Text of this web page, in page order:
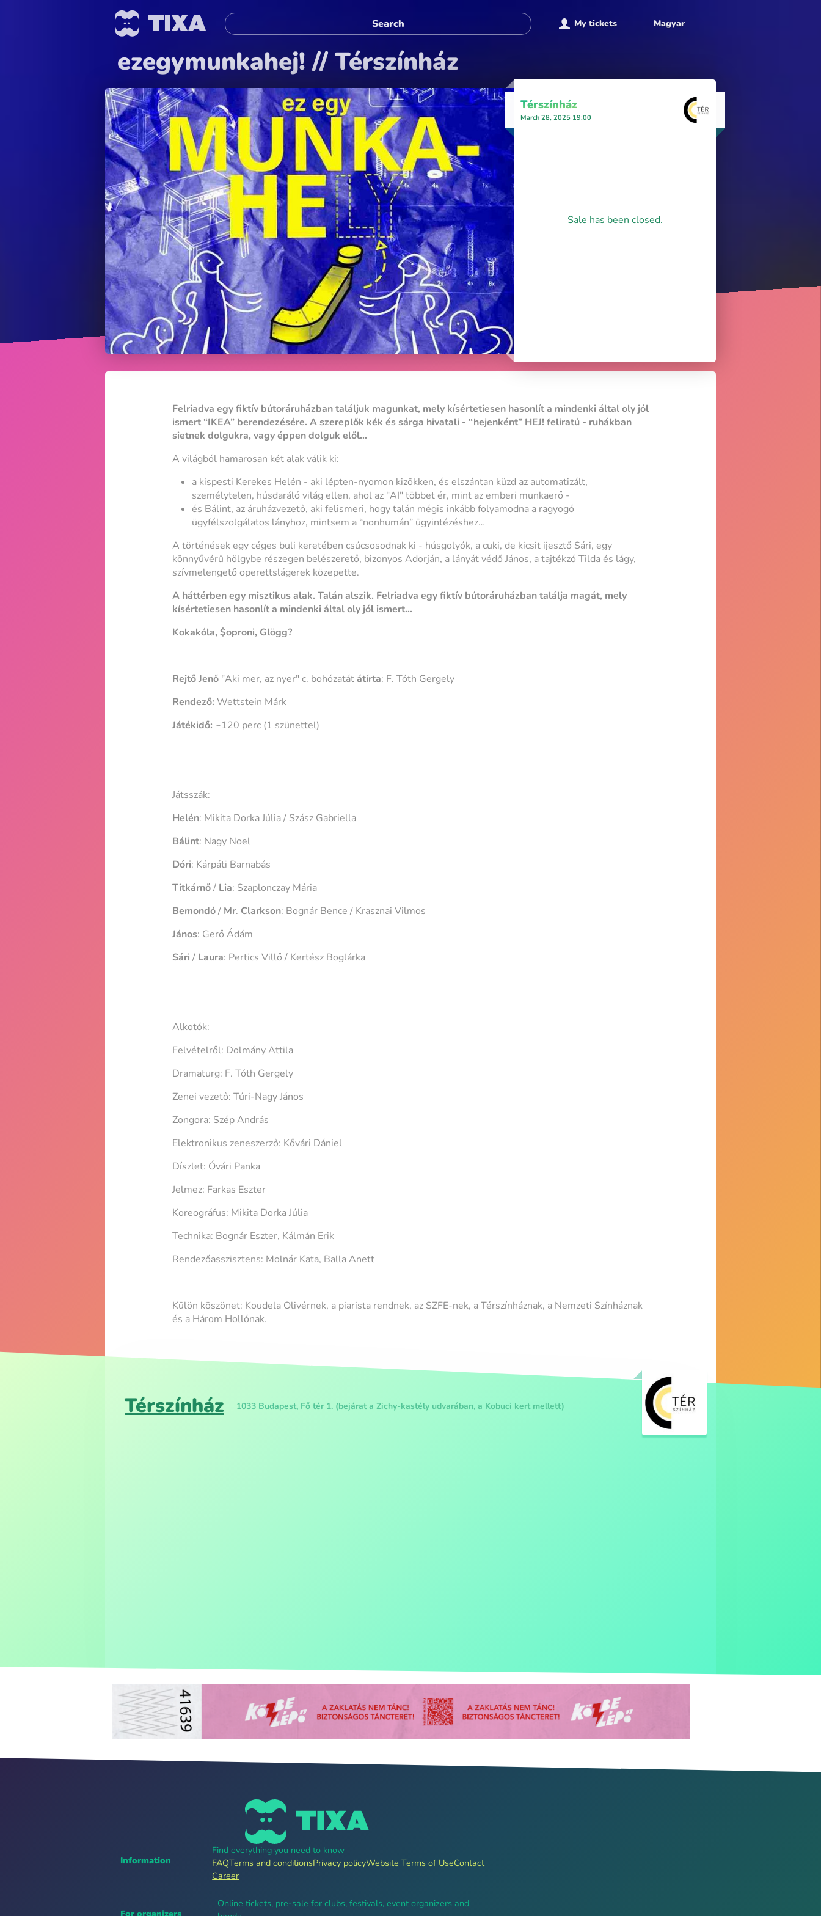
My tickets Magyar
ezegymunkahej! // Térszínház
Térszínház
March 28, 2025 19:00
Sale has been closed.
Felriadva egy fiktív bútoráruházban találjuk magunkat, mely kísértetiesen hasonlít a mindenki által oly jól
ismert “IKEA” berendezésére. A szereplők kék és sárga hivatali - “hejenként” HEJ! feliratú - ruhákban
sietnek dolgukra, vagy éppen dolguk elől…
A világból hamarosan két alak válik ki:
a kispesti Kerekes Helén - aki lépten-nyomon kizökken, és elszántan küzd az automatizált,
személytelen, húsdaráló világ ellen, ahol az "AI" többet ér, mint az emberi munkaerő -
és Bálint, az áruházvezető, aki felismeri, hogy talán mégis inkább folyamodna a ragyogó
ügyfélszolgálatos lányhoz, mintsem a “nonhumán” ügyintézéshez…
A történések egy céges buli keretében csúcsosodnak ki - húsgolyók, a cuki, de kicsit ijesztő Sári, egy
könnyűvérű hölgybe részegen belészerető, bizonyos Adorján, a lányát védő János, a tajtékzó Tilda és lágy,
szívmelengető operettslágerek közepette.
A háttérben egy misztikus alak. Talán alszik. Felriadva egy fiktív bútoráruházban találja magát, mely
kísértetiesen hasonlít a mindenki által oly jól ismert...
Kokakóla, $oproni, Glögg?
Rejtő Jenő"Aki mer, az nyer" c. bohózatátátírta: F. Tóth Gergely
Rendező: Wettstein Márk
Játékidő: ~120 perc (1 szünettel)
Játsszák:
Helén: Mikita Dorka Júlia / Szász Gabriella
Bálint: Nagy Noel
Dóri: Kárpáti Barnabás
Titkárnő/ Lia: Szaplonczay Mária
Bemondó/ Mr. Clarkson: Bognár Bence / Krasznai Vilmos
János: Gerő Ádám
Sári / Laura: Pertics Villő / Kertész Boglárka
Alkotók:
Felvételről: Dolmány Attila
Dramaturg: F. Tóth Gergely
Zenei vezető: Túri-Nagy János
Zongora: Szép András
Elektronikus zeneszerző: Kővári Dániel
Díszlet: Óvári Panka
Jelmez: Farkas Eszter
Koreográfus: Mikita Dorka Júlia
Technika: Bognár Eszter, Kálmán Erik
Rendezőasszisztens: Molnár Kata, Balla Anett
Külön köszönet: Koudela Olivérnek, a piarista rendnek, az SZFE-nek, a Térszínháznak, a Nemzeti Színháznak
és a Három Hollónak.
Térszínház 1033 Budapest, Fő tér 1. (bejárat a Zichy-kastély udvarában, a Kobuci kert mellett)
Information
Find everything you need to know
FAQTerms and conditionsPrivacy policyWebsite Terms of UseContact
Career
For organizers
Online tickets, pre-sale for clubs, festivals, event organizers and